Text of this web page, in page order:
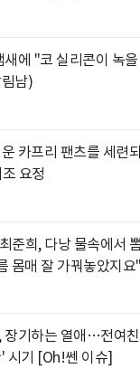
새에 "코 실리콘이 녹
남)
카프리 팬츠를 세련
요정
준희, 다낭 물속에서
몸매 잘 가꿔놓았지요"
장기하는 열애…전여
시기 [Oh!쎈 이슈]